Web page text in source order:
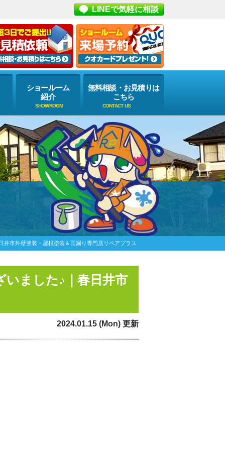
LINEで気軽に相談
ショールーム
紹介
無料相談・お見積りは
こちら
市外壁塗装・屋根塗装＆雨漏り専門店リペアプラス
いました♪｜春日井市
2024.01.15 (Mon) 更新